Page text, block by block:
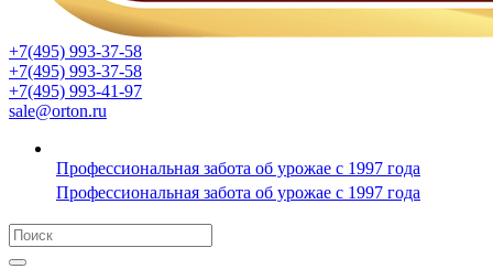
+7(495) 993-37-58
+7(495) 993-37-58
+7(495) 993-41-97
sale@orton.ru
Профессиональная забота об урожае с 1997 года
Профессиональная забота об урожае с 1997 года